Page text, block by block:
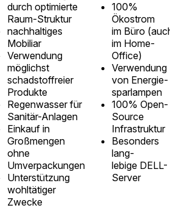
durch optimierte
Raum-Struktur
nachhaltiges
Mobiliar
Verwendung
möglichst
schadstoffreier
Produkte
Regenwasser für
Sanitär-Anlagen
Einkauf in
Großmengen
ohne
Umverpackungen
Unterstützung
wohltätiger
Zwecke
100%
Ökostrom
im Büro
im Home-
Office)
Verwendung
von Energie-
sparlampen
100% Open-
Source
Infrastruktur
Besonders
lang-
lebige DELL-
Server